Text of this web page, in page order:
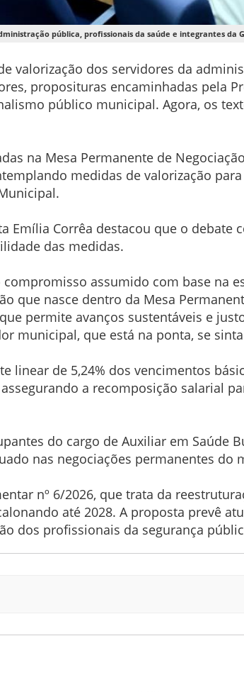
pública, profissionais da saúde e integrantes da
valorização dos servidores da
proposituras encaminhadas pela
público municipal. Agora, os
na Mesa Permanente de
medidas de valorização
Corrêa destacou que o debate
das medidas.
assumido com base na
que nasce dentro da Mesa
permite avanços sustentáveis e
municipal, que está na ponta, se
linear de 5,24% dos vencimentos
a recomposição salarial
do cargo de Auxiliar em Saúde
nas negociações permanentes do
nº 6/2026, que trata da
até 2028. A proposta prevê
dos profissionais da segurança